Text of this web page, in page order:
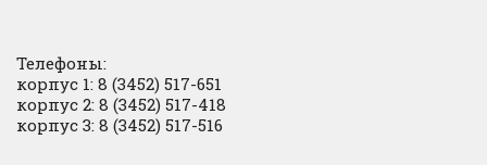
Телефоны:
корпус 1: 8 (3452) 517-651
корпус 2: 8 (3452) 517-418
корпус 3: 8 (3452) 517-516